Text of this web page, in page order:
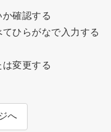
確認する
ひらがなで入力する
変更する
へ